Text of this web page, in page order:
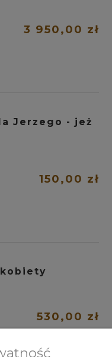
3 950,00 zł
Jerzego - jeż
150,00 zł
530,00 zł